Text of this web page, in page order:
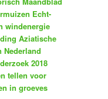
Echt-
windenergie
Aziatische
Nederland
2018
tellen voor
in groeves